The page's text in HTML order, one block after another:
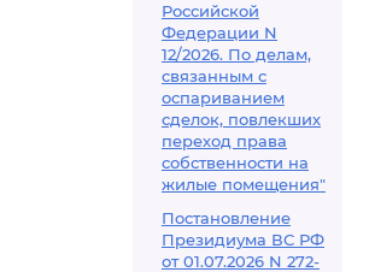
Российской
Федерации N
12/2026. По делам,
связанным с
оспариванием
сделок, повлекших
переход права
собственности на
жилые помещения"
Постановление
Президиума ВС РФ
от 01.07.2026 N 272-